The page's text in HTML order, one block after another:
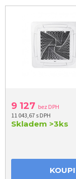
9 127 bez DPH
11 043,67 s DPH
Skladem >3ks